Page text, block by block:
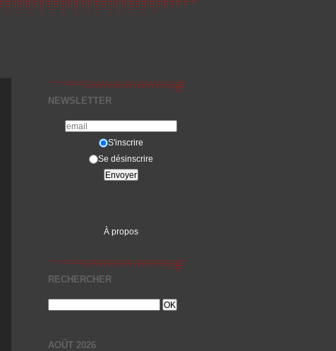
NEWSLETTER
S'inscrire
Se désinscrire
À propos
RECHERCHER
AOÛT 2026